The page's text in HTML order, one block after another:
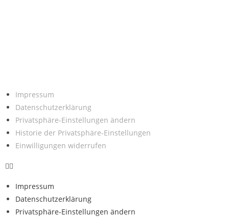
Impressum
Datenschutzerklärung
Privatsphäre-Einstellungen ändern
Historie der Privatsphäre-Einstellungen
Einwilligungen widerrufen
Impressum
Datenschutzerklärung
Privatsphäre-Einstellungen ändern